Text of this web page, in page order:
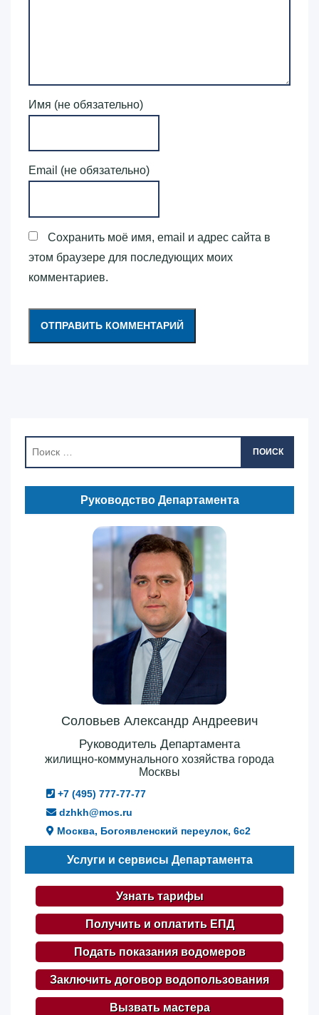
Имя (не обязательно)
Email (не обязательно)
Сохранить моё имя, email и адрес сайта в
этом браузере для последующих моих
комментариев.
ПОИСК
Руководство Департамента
Соловьев Александр Андреевич
Руководитель Департамента
жилищно-коммунального хозяйства города
Москвы
+7 (495) 777-77-77
dzhkh@mos.ru
Москва, Богоявленский переулок, 6с2
Услуги и сервисы Департамента
Узнать тарифы
Получить и оплатить ЕПД
Подать показания водомеров
Заключить договор водопользования
Вызвать мастера